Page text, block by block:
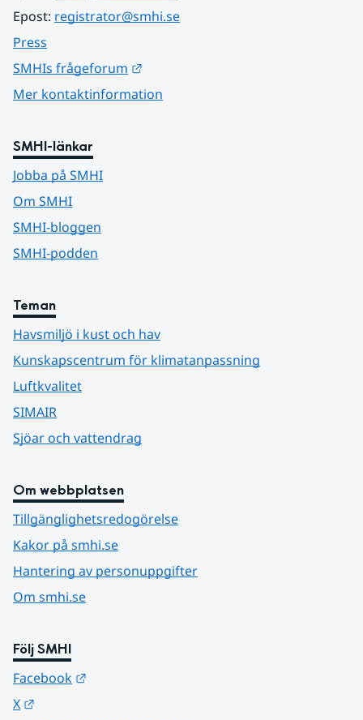
Epost: registrator@smhi.se
Press
SMHIs frågeforum
Mer kontaktinformation
SMHI-länkar
Jobba på SMHI
Om SMHI
SMHI-bloggen
SMHI-podden
Teman
Havsmiljö i kust och hav
Kunskapscentrum för klimatanpassning
Luftkvalitet
SIMAIR
Sjöar och vattendrag
Om webbplatsen
Tillgänglighetsredogörelse
Kakor på smhi.se
Hantering av personuppgifter
Om smhi.se
Följ SMHI
Facebook
X